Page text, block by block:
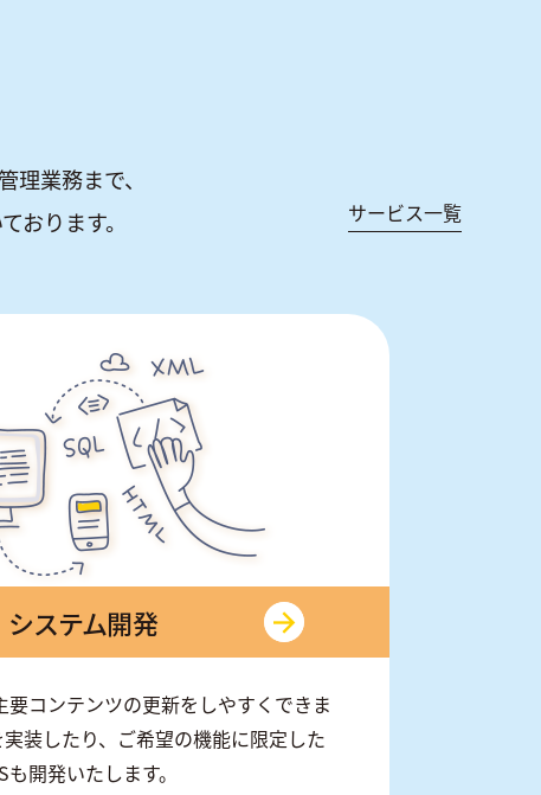
業務まで、
おります。
サービス一覧
システム開発
要コンテンツの更新をしやすくできま
装したり、ご希望の機能に限定した
開発いたします。